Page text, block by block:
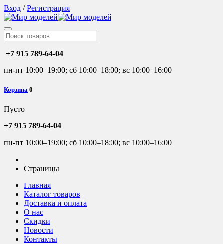
Вход /Регистрация
+7 915 789-64-04
пн-пт 10:00–19:00; сб 10:00–18:00; вс 10:00–16:00
Корзина 0
Пусто
+7 915 789-64-04
пн-пт 10:00–19:00; сб 10:00–18:00; вс 10:00–16:00
Страницы
Главная
Каталог товаров
Доставка и оплата
О нас
Скидки
Новости
Контакты